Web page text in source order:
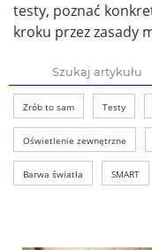
testy, poznać
kroku przez zasady
Zrób to sam Testy
Oświetlenie zewnętrzne
Barwa światła SMART